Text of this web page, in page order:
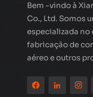
Bem -vindo à
Co., Ltd. Somos
especializada
fabricação de
aéreo e outros
marca de